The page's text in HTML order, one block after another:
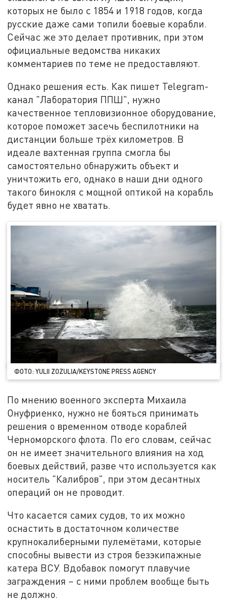
которых не было с 1854 и 1918 годов, когда
русские даже сами топили боевые корабли.
Сейчас же это делает противник, при этом
официальные ведомства никаких
комментариев по теме не предоставляют.
Однако решения есть. Как пишет Telegram-
канал "Лаборатория ППШ", нужно
качественное тепловизионное оборудование,
которое поможет засечь беспилотники на
дистанции больше трёх километров. В
идеале вахтенная группа смогла бы
самостоятельно обнаружить объект и
уничтожить его, однако в наши дни одного
такого бинокля с мощной оптикой на корабль
будет явно не хватать.
ФОТО: YULII ZOZULIA/KEYSTONE PRESS AGENCY
По мнению военного эксперта Михаила
Онуфриенко, нужно не бояться принимать
решения о временном отводе кораблей
Черноморского флота. По его словам, сейчас
он не имеет значительного влияния на ход
боевых действий, разве что используется как
носитель "Калибров", при этом десантных
операций он не проводит.
Что касается самих судов, то их можно
оснастить в достаточном количестве
крупнокалиберными пулемётами, которые
способны вывести из строя безэкипажные
катера ВСУ. Вдобавок помогут плавучие
заграждения – с ними проблем вообще быть
не должно.